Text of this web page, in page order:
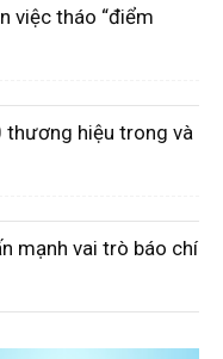
việc tháo “điểm
thương hiệu trong và
mạnh vai trò báo chí